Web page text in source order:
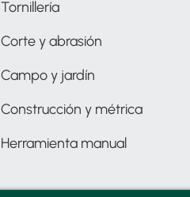
Tornillería
Corte y abrasión
Campo y jardín
Construcción y métrica
Herramienta manual